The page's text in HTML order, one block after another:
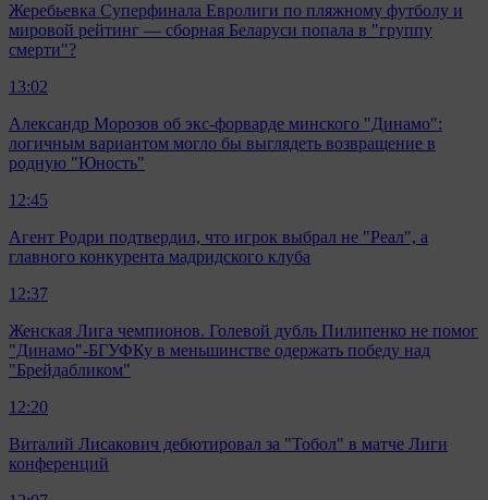
Жеребьевка Суперфинала Евролиги по пляжному футболу и
мировой рейтинг — сборная Беларуси попала в "группу
смерти"?
13:02
Александр Морозов об экс-форварде минского "Динамо":
логичным вариантом могло бы выглядеть возвращение в
родную "Юность"
12:45
Агент Родри подтвердил, что игрок выбрал не "Реал", а
главного конкурента мадридского клуба
12:37
Женская Лига чемпионов. Голевой дубль Пилипенко не помог
"Динамо"-БГУФКу в меньшинстве одержать победу над
"Брейдабликом"
12:20
Виталий Лисакович дебютировал за "Тобол" в матче Лиги
конференций